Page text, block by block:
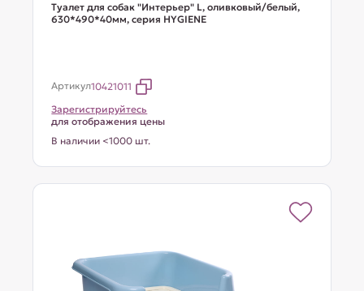
Туалет для собак "Интерьер" L, оливковый/белый,
630*490*40мм, серия HYGIENE
Артикул10421011
Зарегистрируйтесь
для отображения цены
В наличии <1000 шт.